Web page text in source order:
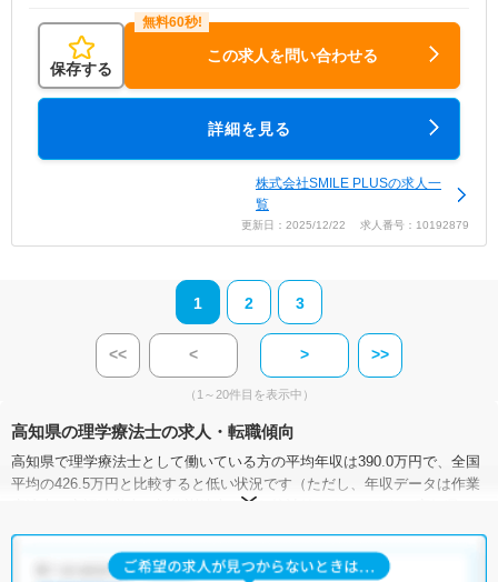
保存する
この求人を問い合わせる
詳細を見る
株式会社SMILE PLUSの求人一
覧
更新日：2025/12/22 求人番号：10192879
1 2 3
<< < > >>
（1～20件目を表示中）
高知県の理学療法士の求人・転職傾向
高知県で理学療法士として働いている方の平均年収は390.0万円で、全国
平均の426.5万円と比較すると低い状況です（ただし、年収データは作業
療法士・言語聴覚士・視能訓練士を含む統計値です）。また、高知県に
有効求人倍率は、全国が4.13倍なのに対して、高知県は0.96倍。理学療法